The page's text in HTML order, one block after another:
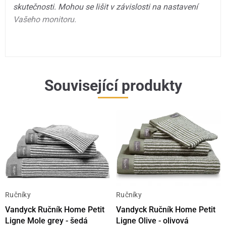
skutečnosti. Mohou se lišit v závislosti na nastavení
Vašeho monitoru.
Související produkty
Ručníky
Vandyck Ručník Home Petit
Ligne Mole grey - šedá
Ručníky
Vandyck Ručník Home Petit
Ligne Olive - olivová